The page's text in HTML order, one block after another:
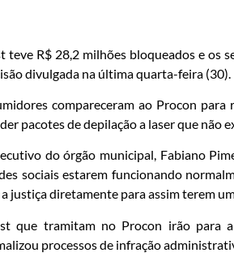
teve R$ 28,2 milhões bloqueados e os
divulgada na última quarta-feira (30).
compareceram ao Procon
pacotes de depilação a laser que não
do órgão municipal, Fabiano
sociais estarem funcionando
justiça diretamente para assim terem
que tramitam no Procon irão para
processos de infração